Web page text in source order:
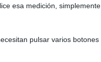
esa medición, simplemente
pulsar varios botones